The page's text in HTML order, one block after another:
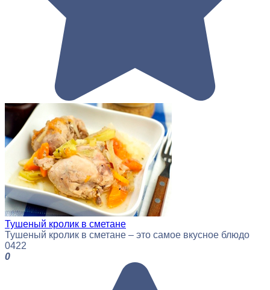
Тушеный кролик в сметане
Тушеный кролик в сметане – это самое вкусное блюдо
0422
0